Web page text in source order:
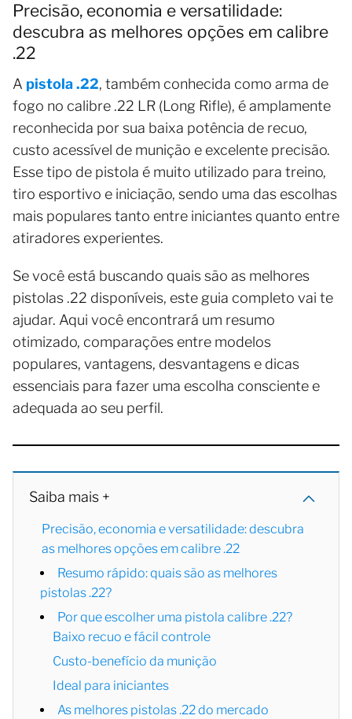
Precisão, economia e versatilidade:
descubra as melhores opções em calibre
.22
A pistola .22, também conhecida como arma de
fogo no calibre .22 LR (Long Rifle), é amplamente
reconhecida por sua baixa potência de recuo,
custo acessível de munição e excelente precisão.
Esse tipo de pistola é muito utilizado para treino,
tiro esportivo e iniciação, sendo uma das escolhas
mais populares tanto entre iniciantes quanto entre
atiradores experientes.
Se você está buscando quais são as melhores
pistolas .22 disponíveis, este guia completo vai te
ajudar. Aqui você encontrará um resumo
otimizado, comparações entre modelos
populares, vantagens, desvantagens e dicas
essenciais para fazer uma escolha consciente e
adequada ao seu perfil.
Saiba mais +
Precisão, economia e versatilidade: descubra
as melhores opções em calibre .22
Resumo rápido: quais são as melhores
pistolas .22?
Por que escolher uma pistola calibre .22?
Baixo recuo e fácil controle
Custo-benefício da munição
Ideal para iniciantes
As melhores pistolas .22 do mercado